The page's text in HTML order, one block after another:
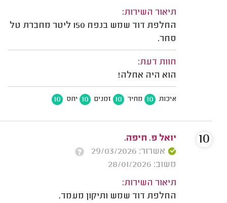
תיאור השירות:
החלפת דוד שמש בנפח 150 ליטר מחברת טל
סחר.
חוות דעת:
הוא היה אחלה!
איכות 10 מחיר 10 זמנים 10 יחס 10
יואל פ. חיפה.
אשרור: 29/03/2026
משוב: 28/01/2026
תיאור השירות:
החלפת דוד שמש ותיקון מעמד.
10